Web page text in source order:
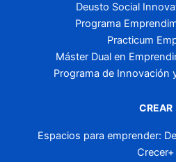
Deusto Social
Programa
Practicum
Máster Dual en
Programa de Innovación
CREAR
Espacios para emprender:
Crecer+